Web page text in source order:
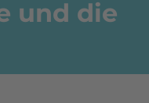
und die